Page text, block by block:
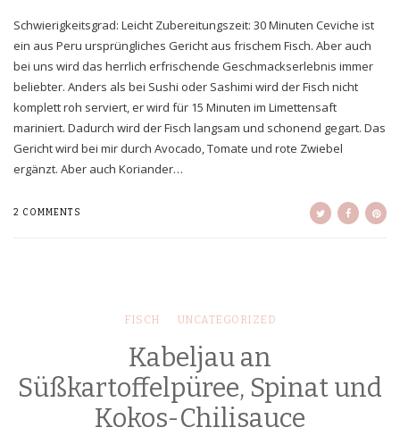
Schwierigkeitsgrad: Leicht Zubereitungszeit: 30 Minuten Ceviche ist
ein aus Peru ursprüngliches Gericht aus frischem Fisch. Aber auch
bei uns wird das herrlich erfrischende Geschmackserlebnis immer
beliebter. Anders als bei Sushi oder Sashimi wird der Fisch nicht
komplett roh serviert, er wird für 15 Minuten im Limettensaft
mariniert. Dadurch wird der Fisch langsam und schonend gegart. Das
Gericht wird bei mir durch Avocado, Tomate und rote Zwiebel
ergänzt. Aber auch Koriander…
2 COMMENTS
FISCH UNCATEGORIZED
Kabeljau an
Süßkartoffelpüree, Spinat und
Kokos-Chilisauce